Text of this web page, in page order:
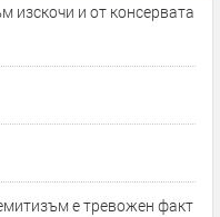
изскочи и от консервата
е тревожен факт